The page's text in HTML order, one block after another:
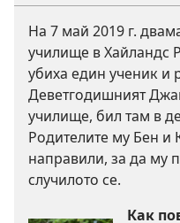
На 7 май 2019 г.
училище в Хайландс
убиха един ученик и
Деветгодишният
училище, бил там в
Родителите му Бен и
направили, за да му
случилото се.
Как